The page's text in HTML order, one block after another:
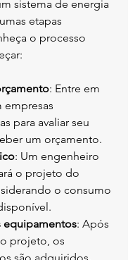
sistema de energia
etapas
o processo
: Entre em
para avaliar seu
um orçamento.
: Um engenheiro
o projeto do
o consumo
equipamentos: Após
projeto, os
são adquiridos.